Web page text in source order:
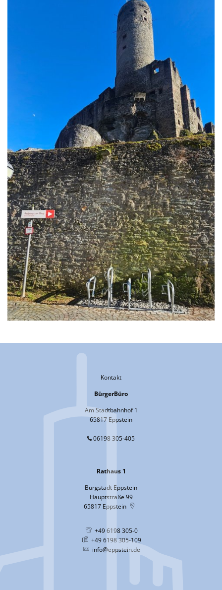
Kontakt
BürgerBüro
Am Stadtbahnhof 1
65817 Eppstein
06198 305-405
Rathaus 1
Burgstadt Eppstein
Hauptstraße 99
65817 Eppstein
+49 6198 305-0
+49 6198 305-109
info@eppstein.de